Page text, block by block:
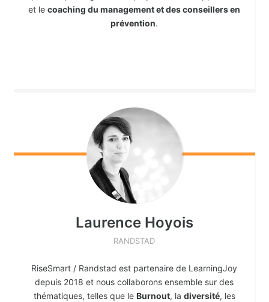
et lecoaching du management et des conseillers en
prévention.
Laurence Hoyois
RANDSTAD
RiseSmart / Randstad est partenaire de LearningJoy
depuis 2018 et nous collaborons ensemble sur des
thématiques, telles que le Burnout, la diversité, les